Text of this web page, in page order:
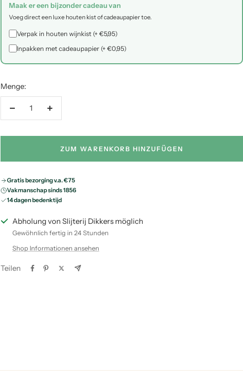
Maak er een bijzonder cadeau van
Voeg direct een luxe houten kist of cadeaupapier toe.
Verpak in houten wijnkist (+ €5,95)
Inpakken met cadeaupapier (+ €0,95)
Menge:
Menge
Menge
ZUM WARENKORB HINZUFÜGEN
Gratis bezorging v.a. €75
Vakmanschap sinds 1856
14 dagen bedenktijd
Abholung von Slijterij Dikkers möglich
Gewöhnlich fertig in 24 Stunden
Shop Informationen ansehen
Teilen